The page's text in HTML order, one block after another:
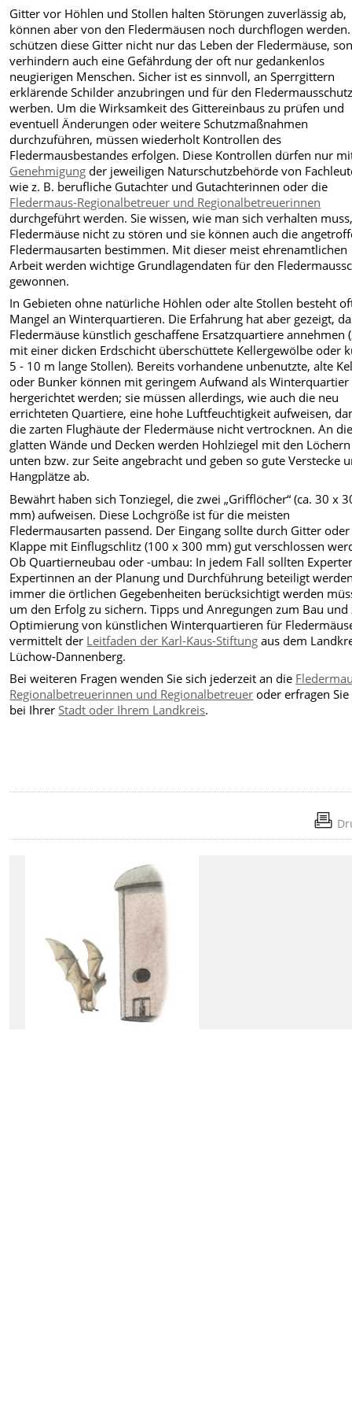
Gitter vor Höhlen und Stollen halten Störungen zuverlässig ab,
können aber von den Fledermäusen noch durchflogen werden.
schützen diese Gitter nicht nur das Leben der Fledermäuse,
verhin­dern auch eine Gefährdung der oft nur gedankenlos
neugierigen Menschen. Sicher ist es sinnvoll, an Sperrgittern
erklärende Schilder anzubringen und für den
werben. Um die Wirksamkeit des Gittereinbaus zu prüfen und
eventuell Änderungen oder weitere Schutzmaß­nahmen
durchzuführen, müssen wiederholt Kontrollen des
Fledermausbestandes erfolgen. Diese Kontrollen dürfen nur
Genehmigung der jeweiligen Naturschutzbehörde von
wie z. B. berufliche Gutachter und Gutachterinnen oder die
Fledermaus-Regionalbetreuer und Regionalbetreuerinnen
durchgeführt werden. Sie wissen, wie man sich verhalten
Fledermäuse nicht zu stören und sie können auch die
Fledermausarten bestimmen. Mit dieser meist ehrenamt­lichen
Arbeit werden wichtige Grundlagendaten für den
gewonnen.
In Gebieten ohne natürliche Höhlen oder alte Stollen besteht
Mangel an Winterquartieren. Die Er­fahrung hat aber gezeigt,
Fledermäuse künstlich geschaffene Ersatzquartiere annehmen
mit einer dicken Erdschicht überschüttete Kellergewölbe oder
5 - 10 m lange Stollen). Bereits vorhandene un­benutzte, alte
oder Bunker können mit gerin­gem Aufwand als Winterquartier
hergerichtet werden; sie müssen allerdings, wie auch die neu
errichteten Quartiere, eine hohe Luftfeuchtigkeit aufweisen,
die zarten Flughäute der Fledermäuse nicht ver­trocknen. An
glatten Wände und Decken werden Hohlziegel mit den
unten bzw. zur Seite angebracht und geben so gute Verstecke
Hang­plätze ab.
Bewährt haben sich Tonziegel, die zwei „Grifflöcher“ (ca. 30 x
mm) aufweisen. Diese Loch­größe ist für die meisten
Fledermausarten passend. Der Eingang sollte durch Gitter
Klappe mit Ein­flugschlitz (100 x 300 mm) gut verschlossen
Ob Quartierneubau oder -umbau: In jedem Fall sollten
Expertinnen an der Planung und Durchführung beteiligt
immer die örtlichen Gegebenheiten be­rücksichtigt werden
um den Erfolg zu sichern. Tipps und Anregungen zum Bau und
Optimierung von künstlichen Winterquartieren für
vermittelt der Leitfaden der Karl-Kaus-Stiftung aus dem
Lüchow-Dannenberg.
Bei weiteren Fragen wenden Sie sich jederzeit an die
Regionalbetreuerinnen und Regionalbetreuer oder erfragen
bei IhrerStadt oder Ihrem Landkreis.